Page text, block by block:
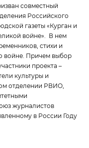
совместный
Российского
газеты «Курган и
войне». В нем
стихи и
войне. Причем выбор
проекта –
культуры и
отделении РВИО,
журналистов
в России Году